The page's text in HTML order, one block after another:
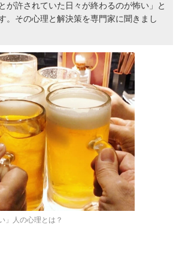
が許されていた日々が終わるのが怖い」と
。その心理と解決策を専門家に聞きまし
」人の心理とは？